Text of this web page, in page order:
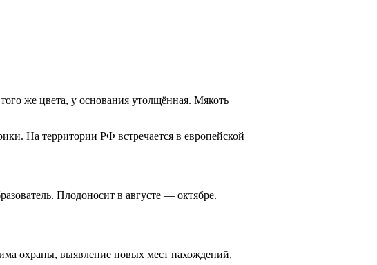
же цвета, у основания утолщённая. Мякоть
На территории РФ встреча­ется в европейской
Плодоносит в авгу­сте — октябре.
охраны, выявление новых мест нахождений,